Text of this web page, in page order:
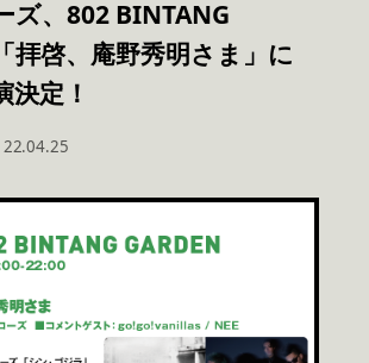
ズ、802 BINTANG
拝啓、庵野秀明さま」に
定！
22.04.25